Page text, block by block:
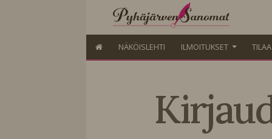
NÄKÖISLEHTI ILMOITUKSET